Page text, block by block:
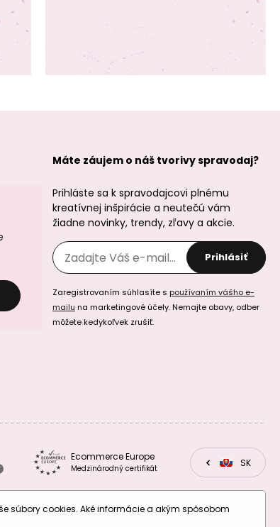
Koráliky z
minerálu Ruženín
3mm brúsené
Koráliky z
Koráliky z
2mm brúsené
Koráliky z
minerálu
Koráliky z
Koráliky z
minerálu Ametyst
brúsené
Koráliky z
minerálu Ametyst
brúsené
Máte záujem o náš tvorivy spravodaj?
Prihláste sa k spravodajcovi plnému
kreatívnej inšpirácie a neutečú vám
žiadne novinky, trendy, zľavy a akcie.
Prihlásiť
Zaregistrovaním súhlasíte s používaním vášho e-
mailu na marketingové účely. Nemajte obavy, odber
môžete kedykoľvek zrušiť.
Ecommerce Europe
Medzinárodný certifikát CZSK
súbory cookies. Aké informácie a akým spôsobom